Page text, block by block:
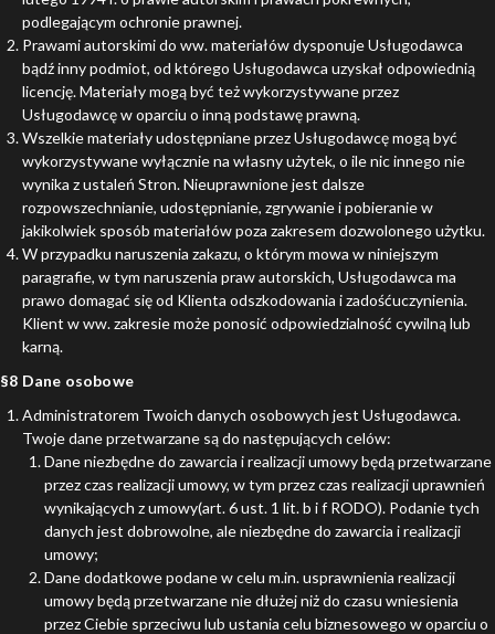
podlegającym ochronie prawnej.
Prawami autorskimi do ww. materiałów dysponuje Usługodawca
bądź inny podmiot, od którego Usługodawca uzyskał odpowiednią
licencję. Materiały mogą być też wykorzystywane przez
Usługodawcę w oparciu o inną podstawę prawną.
Wszelkie materiały udostępniane przez Usługodawcę mogą być
wykorzystywane wyłącznie na własny użytek, o ile nic innego nie
wynika z ustaleń Stron. Nieuprawnione jest dalsze
rozpowszechnianie, udostępnianie, zgrywanie i pobieranie w
jakikolwiek sposób materiałów poza zakresem dozwolonego użytku.
W przypadku naruszenia zakazu, o którym mowa w niniejszym
paragrafie, w tym naruszenia praw autorskich, Usługodawca ma
prawo domagać się od Klienta odszkodowania i zadośćuczynienia.
Klient w ww. zakresie może ponosić odpowiedzialność cywilną lub
karną.
§8 Dane osobowe
Administratorem Twoich danych osobowych jest Usługodawca.
Twoje dane przetwarzane są do następujących celów:
Dane niezbędne do zawarcia i realizacji umowy będą przetwarzane
przez czas realizacji umowy, w tym przez czas realizacji uprawnień
wynikających z umowy(art. 6 ust. 1 lit. b i f RODO). Podanie tych
danych jest dobrowolne, ale niezbędne do zawarcia i realizacji
umowy;
Dane dodatkowe podane w celu m.in. usprawnienia realizacji
umowy będą przetwarzane nie dłużej niż do czasu wniesienia
przez Ciebie sprzeciwu lub ustania celu biznesowego w oparciu o